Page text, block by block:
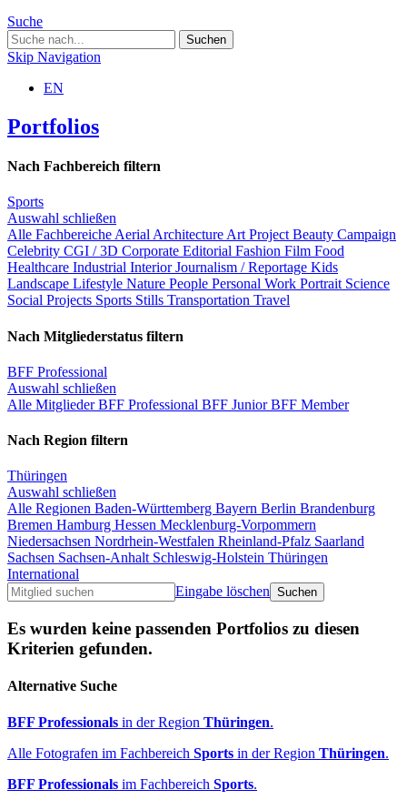
Suche
Skip Navigation
EN
Portfolios
Nach Fachbereich filtern
Sports
Auswahl schließen
Alle Fachbereiche Aerial Architecture Art Project Beauty Campaign
Celebrity CGI / 3D Corporate Editorial Fashion Film Food
Healthcare Industrial InteriorJournalism / Reportage Kids
Landscape Lifestyle Nature People Personal Work Portrait Science
Social Projects Sports Stills Transportation Travel
Nach Mitgliederstatus filtern
BFF Professional
Auswahl schließen
Alle MitgliederBFF Professional BFF JuniorBFF Member
Nach Region filtern
Thüringen
Auswahl schließen
Alle Regionen Baden-Württemberg Bayern Berlin Brandenburg
Bremen Hamburg Hessen Mecklenburg-Vorpommern
Niedersachsen Nordrhein-Westfalen Rheinland-Pfalz Saarland
Sachsen Sachsen-Anhalt Schleswig-Holstein Thüringen
International
Eingabe löschen
Es wurden keine passenden Portfolios zu diesen
Kriterien gefunden.
Alternative Suche
BFF Professionals in der Region Thüringen.
Alle Fotografen im Fachbereich Sports in der Region Thüringen.
BFF Professionals im Fachbereich Sports.